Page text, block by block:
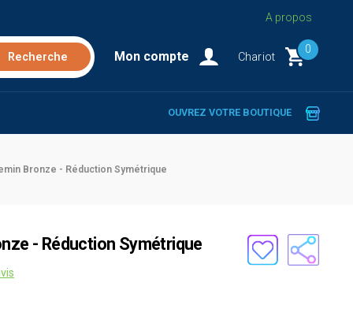
A propos
Mon compte Chariot
0
OUVREZ VOTRE BOUTIQUE
Bronze - Réduction Symétrique
- Réduction Symétrique